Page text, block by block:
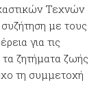
Τεχνών
με τους
για τις
τα ζητήματα ζωής
τη συμμετοχή